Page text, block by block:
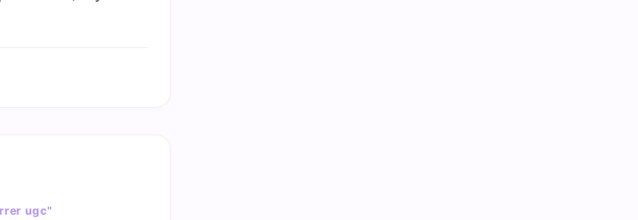
ugc"